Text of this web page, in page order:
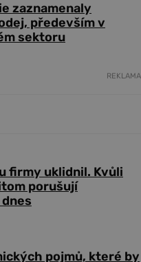
zaznamenaly
především v
sektoru
REKLAMA
firmy uklidnil. Kvůli
porušují
pojmů, které by